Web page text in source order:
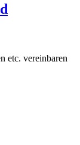
etc. vereinbaren